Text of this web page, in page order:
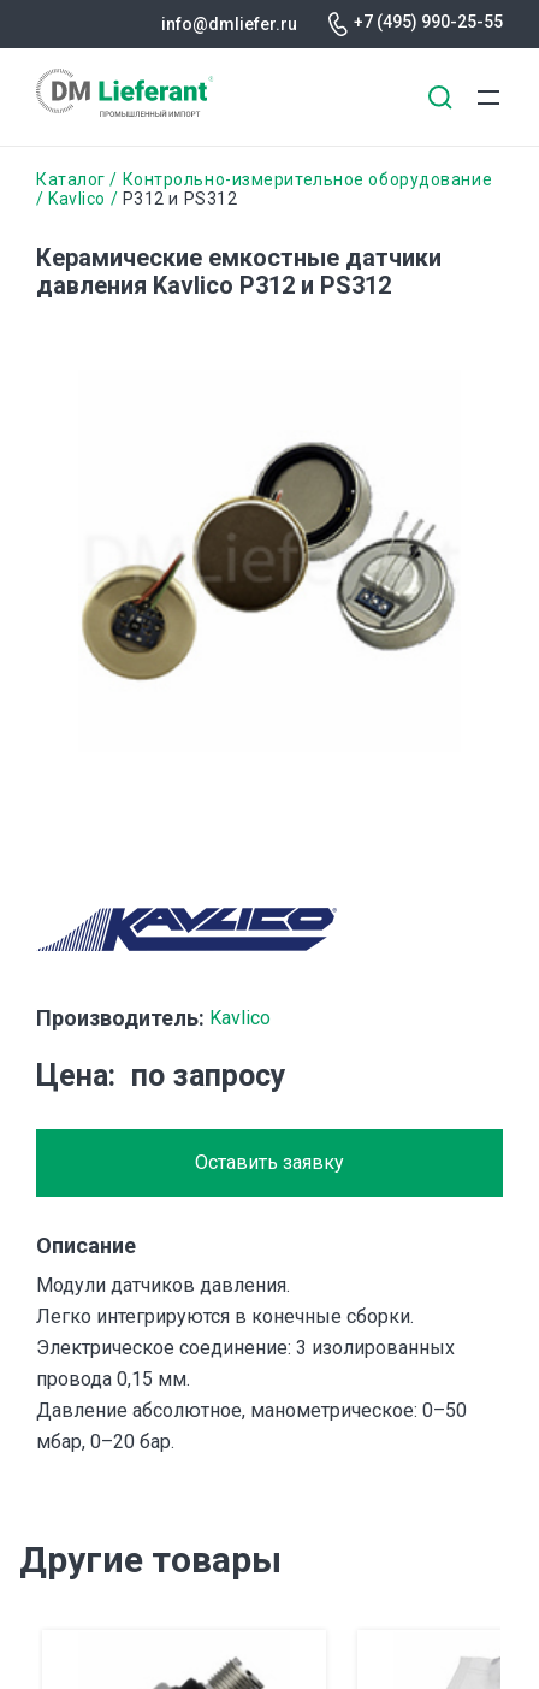
содержанию
info@dmliefer.ru +7 (495) 990-25-55
Строка
Каталог
Контрольно-измерительное оборудование
Kavlico
P312 и PS312
Керамические емкостные датчики
давления Kavlico P312 и PS312
Производитель: Kavlico
Цена по запросу
Оставить заявку
Описание
Модули датчиков давления.
Легко интегрируются в конечные сборки.
Электрическое соединение: 3 изолированных
провода 0,15 мм.
Давление абсолютное, манометрическое: 0–50
мбар, 0–20 бар.
Другие товары